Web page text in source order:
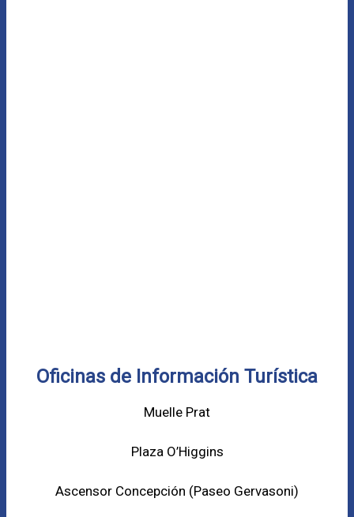
Oficinas de Información Turística
Muelle Prat
Plaza O’Higgins
Ascensor Concepción (Paseo Gervasoni)